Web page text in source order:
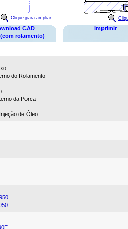
Clique para ampliar
CAD
rolamento)
Imprimir
do Rolamento
da Porca
de Óleo